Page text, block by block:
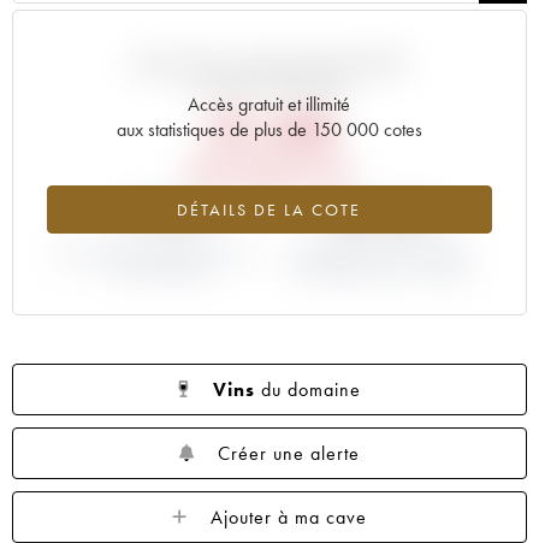
Accès gratuit et illimité
aux statistiques de plus de 150 000 cotes
DÉTAILS DE LA COTE
29,40€
-7.72% -20.45%
Vins du domaine
Créer une alerte
Ajouter à ma cave